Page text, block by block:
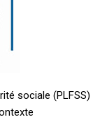
sociale (PLFSS)